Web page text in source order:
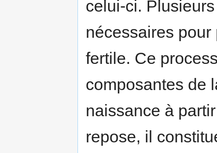
celui-ci.
nécessaires
fertile. Ce
composantes de
naissance à
repose, il